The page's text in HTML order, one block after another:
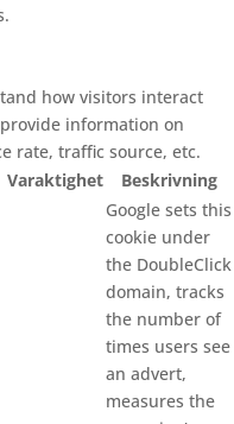
how visitors interact
information on
rate, traffic source, etc.
Varaktighet
Beskrivning
Google sets this
cookie under
the DoubleClick
domain, tracks
the number of
times users see
an advert,
measures the